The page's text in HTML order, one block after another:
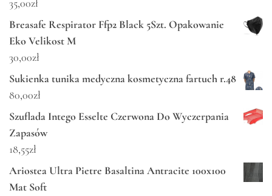
35,00zł
Breasafe Respirator Ffp2 Black 5Szt. Opakowanie
Eko Velikost M
30,00zł
Sukienka tunika medyczna kosmetyczna fartuch r.48
80,00zł
Szuflada Intego Esselte Czerwona Do Wyczerpania
Zapasów
18,55zł
Ariostea Ultra Pietre Basaltina Antracite 100x100
Mat Soft